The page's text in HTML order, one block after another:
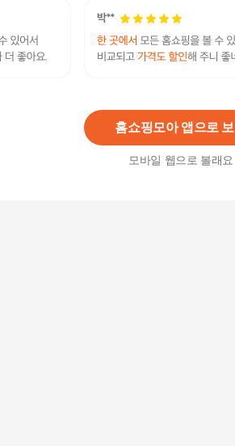
홈쇼핑모아 앱으로 보
모바일 웹으로 볼래요
소매 버튼 백 셔링 면 7부 티